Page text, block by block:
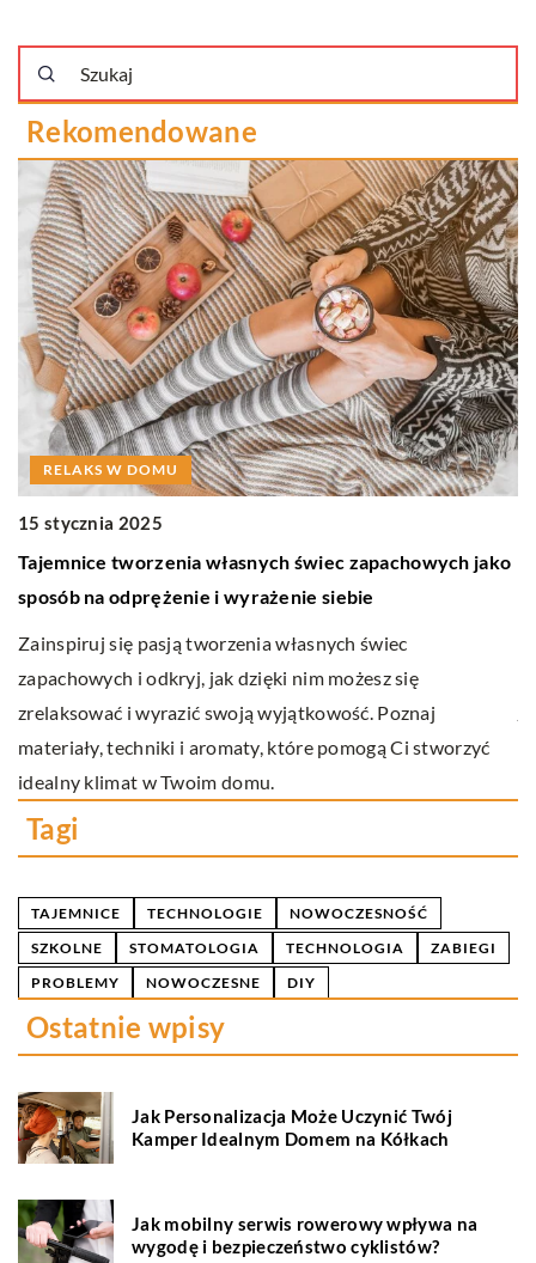
Rekomendowane
RELAKS W DOMU
15 stycznia 2025
Tajemnice tworzenia własnych świec zapachowych jako
sposób na odprężenie i wyrażenie siebie
Zainspiruj się pasją tworzenia własnych świec
zapachowych i odkryj, jak dzięki nim możesz się
zrelaksować i wyrazić swoją wyjątkowość. Poznaj
materiały, techniki i aromaty, które pomogą Ci stworzyć
idealny klimat w Twoim domu.
Tagi
TAJEMNICE TECHNOLOGIE
NOWOCZESNOŚĆ
SZKOLNE
STOMATOLOGIA TECHNOLOGIA
ZABIEGI
PROBLEMY
NOWOCZESNE DIY
Ostatnie wpisy
Jak Personalizacja Może Uczynić Twój
Kamper Idealnym Domem na Kółkach
Jak mobilny serwis rowerowy wpływa na
wygodę i bezpieczeństwo cyklistów?